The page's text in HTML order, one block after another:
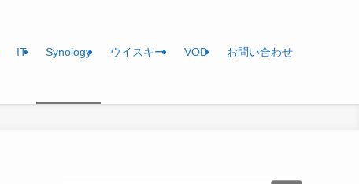
IT Synology ウイスキー VOD お問い合わせ